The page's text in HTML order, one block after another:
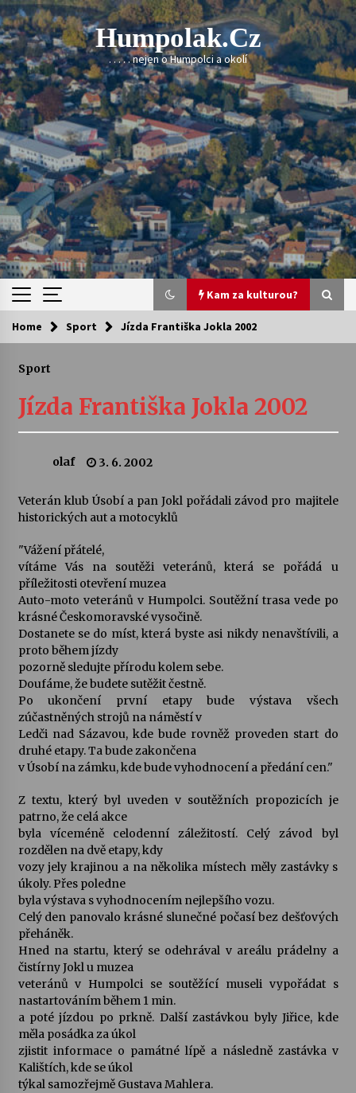
Skip
to
content
Humpolak.cz
. . . . . nejen o Humpolci a okolí
Kam za kulturou?
Kam za kulturou?
Sukuba Ensemble
4. 8. 2026
Vernisáž výstavy Josefíny Duškové: Stávám se
kapkou
Pozvánka na integrační festival Quijotova
šedesátka: 28. 7.–1. 8. 2026
28. 7. 2026
Letní koncerty ve Stromovce: Kolchoz a
Jenakaši
28. 7. 2026
Votavžatský ploty
23. 7. 2026
Letní koncerty ve Stromovce: Rufus Miller
22. 7. 2026
Vysočinka
17. 7. 2026
Ozvěny prázdnin
14. 7. 2026
Za kulturou kousek za Humpolec. V Želivě ožije
odkaz Josefa Čapka
13. 7. 2026
Home Sport Jízda Františka Jokla 2002
Sport
Jízda Františka Jokla 2002
olaf 3. 6. 2002
Veterán klub Úsobí a pan Jokl pořádali závod pro majitele
historických aut a motocyklů
"Vážení přátelé,
vítáme Vás na soutěži veteránů, která se pořádá u
příležitosti otevření muzea
Auto-moto veteránů v Humpolci. Soutěžní trasa vede po
krásné Českomoravské vysočině.
Dostanete se do míst, která byste asi nikdy nenavštívili, a
proto během jízdy
pozorně sledujte přírodu kolem sebe.
Doufáme, že budete sutěžit čestně.
Po ukončení první etapy bude výstava všech
zúčastněných strojů na náměstí v
Ledči nad Sázavou, kde bude rovněž proveden start do
druhé etapy. Ta bude zakončena
v Úsobí na zámku, kde bude vyhodnocení a předání cen."
Z textu, který byl uveden v soutěžních propozicích je
patrno, že celá akce
byla víceméně celodenní záležitostí. Celý závod byl
rozdělen na dvě etapy, kdy
vozy jely krajinou a na několika místech měly zastávky s
úkoly. Přes poledne
byla výstava s vyhodnocením nejlepšího vozu.
Celý den panovalo krásné slunečné počasí bez dešťových
přeháněk.
Hned na startu, který se odehrával v areálu prádelny a
čistírny Jokl u muzea
veteránů v Humpolci se soutěžící museli vypořádat s
nastartováním během 1 min.
a poté jízdou po prkně. Další zastávkou byly Jiřice, kde
měla posádka za úkol
zjistit informace o památné lípě a následně zastávka v
Kalištích, kde se úkol
týkal samozřejmě Gustava Mahlera.